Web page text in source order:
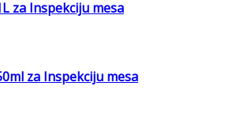
za Inspekciju mesa
za Inspekciju mesa